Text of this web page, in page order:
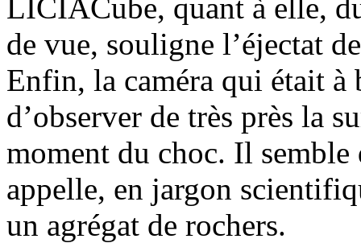
LICIACube, quant à elle,
de vue, souligne l’éjectat
Enfin, la caméra qui était
d’observer de très près la
moment du choc. Il semble
appelle, en jargon
un agrégat de rochers.